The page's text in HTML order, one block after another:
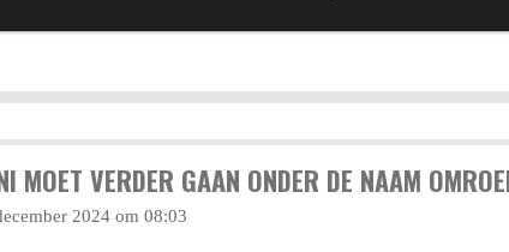
MOET VERDER GAAN ONDER DE NAAM
2024 om 08:03